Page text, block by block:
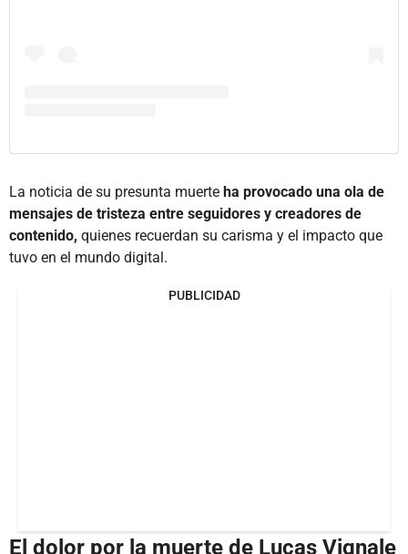
La noticia de su presunta muerte ha provocado una ola de
mensajes de tristeza entre seguidores y creadores de
contenido, quienes recuerdan su carisma y el impacto que
tuvo en el mundo digital.
PUBLICIDAD
El dolor por la muerte de Lucas Vignale